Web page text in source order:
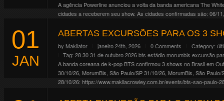
A agência Powerline anunciou a volta da banda americana The
cidades a receberem seu show. As cidades confirmadas são: 06/
Continue Reading
01
JAN
ABERTAS EXCURSÕES PARA OS 3
by Makilator janeiro 24th, 2026 0 Comments Category:
Tag: 28 30 31 de outubro 2026bts estádio morumbis excursão
A banda coreana de k-pop BTS confirmou 3 shows no Brasil em
30/10/26, MorumBis, São Paulo/SP 31/10/26, MorumBis, São
28/10/26: https://www.makilacrowley.com.br/events/bts-sao-